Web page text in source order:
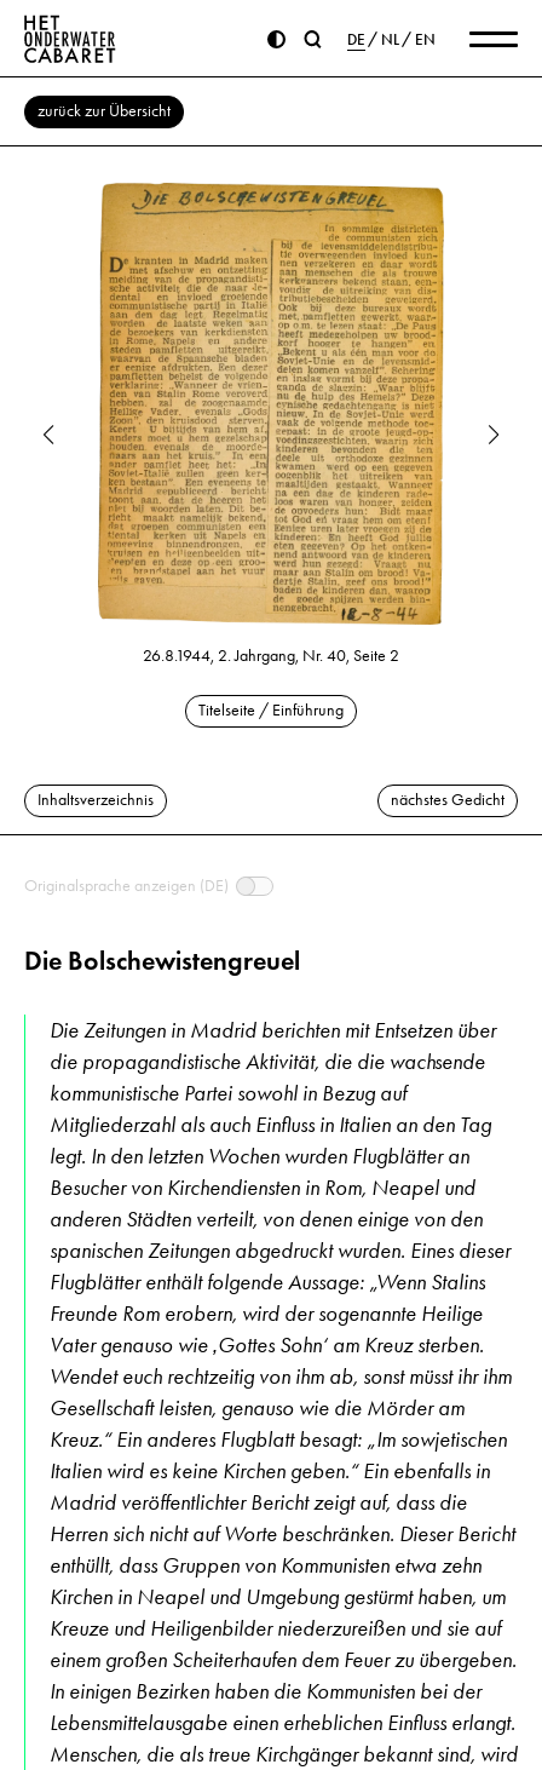
DE NL EN
zurück zur Übersicht
26.8.1944, 2. Jahrgang, Nr. 40, Seite 2
Titelseite / Einführung
Inhaltsverzeichnis nächstes Gedicht
Originalsprache anzeigen (DE)
Die Bolschewistengreuel
Die Zeitungen in Madrid berichten mit Entsetzen über
die propagandistische Aktivität, die die wachsende
kommunistische Partei sowohl in Bezug auf
Mitgliederzahl als auch Einfluss in Italien an den Tag
legt. In den letzten Wochen wurden Flugblätter an
Besucher von Kirchendiensten in Rom, Neapel und
anderen Städten verteilt, von denen einige von den
spanischen Zeitungen abgedruckt wurden. Eines dieser
Flugblätter enthält folgende Aussage: „Wenn Stalins
Freunde Rom erobern, wird der sogenannte Heilige
Vater genauso wie ‚Gottes Sohn‘ am Kreuz sterben.
Wendet euch rechtzeitig von ihm ab, sonst müsst ihr ihm
Gesellschaft leisten, genauso wie die Mörder am
Kreuz.“ Ein anderes Flugblatt besagt: „Im sowjetischen
Italien wird es keine Kirchen geben.“ Ein ebenfalls in
Madrid veröffentlichter Bericht zeigt auf, dass die
Herren sich nicht auf Worte beschränken. Dieser Bericht
enthüllt, dass Gruppen von Kommunisten etwa zehn
Kirchen in Neapel und Umgebung gestürmt haben, um
Kreuze und Heiligenbilder niederzureißen und sie auf
einem großen Scheiterhaufen dem Feuer zu übergeben.
In einigen Bezirken haben die Kommunisten bei der
Lebensmittelausgabe einen erheblichen Einfluss erlangt.
Menschen, die als treue Kirchgänger bekannt sind, wird